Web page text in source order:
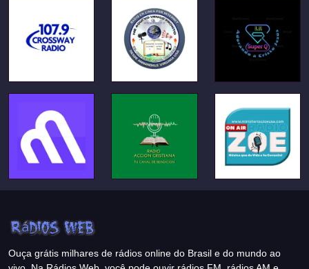
Ouça grátis milhares de rádios online do Brasil e do mundo ao